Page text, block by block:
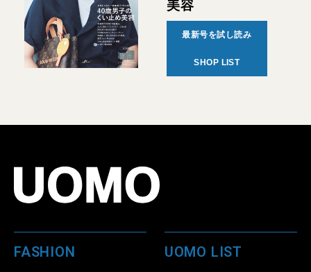
美容
最新号を試し読み
SHOP LIST
FASHION UOMO LIST